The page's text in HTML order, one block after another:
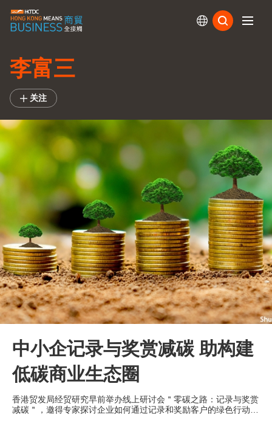
李富三
关注
中小企记录与奖赏减碳 助构建
低碳商业生态圈
香港贸发局经贸研究早前举办线上研讨会＂零碳之路：记录与奖赏
减碳＂，邀得专家探讨企业如何通过记录和奖励客户的绿色行动，